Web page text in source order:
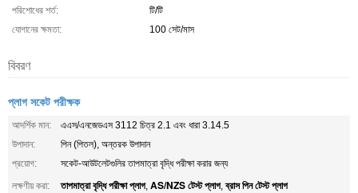
পরিশোধের শর্ত:
টি/টি
যোগানের ক্ষমতা:
100 সেট/মাস
বিবরণ
প্লাগ সকেট পরীক্ষক
আদর্শিক মান:
এএস/এনজেডএস 3112 চিত্র 2.1 এবং ধারা 3.14.5
উপাদান:
পিন (পিতল), অন্তরক উপাদান
প্রয়োগ:
সকেট-আউটলেটগুলির তাপমাত্রা বৃদ্ধি পরীক্ষা করার জন্য
লক্ষণীয় করা:
তাপমাত্রা বৃদ্ধি পরীক্ষা প্লাগ, AS/NZS টেস্ট প্লাগ,ব্রাস পিন টেস্ট প্লাগ